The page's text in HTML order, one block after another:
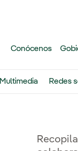
Conócenos
Multimedia Redes